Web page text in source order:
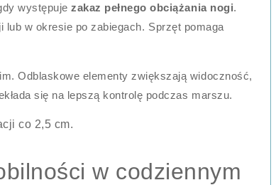
występujezakaz pełnego obciążania nogi.
w okresie po zabiegach. Sprzęt pomaga
Odblaskowe elementy zwiększają widoczność,
się na lepszą kontrolę podczas marszu.
co 2,5 cm.
w codziennym